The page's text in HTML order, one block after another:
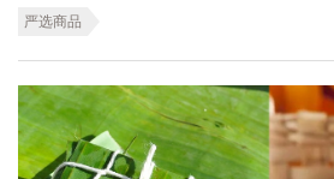
严选商品